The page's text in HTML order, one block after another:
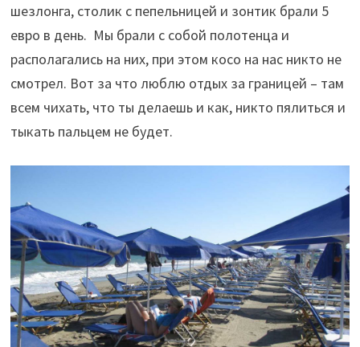
шезлонга, столик с пепельницей и зонтик брали 5
евро в день. Мы брали с собой полотенца и
располагались на них, при этом косо на нас никто не
смотрел. Вот за что люблю отдых за границей – там
всем чихать, что ты делаешь и как, никто пялиться и
тыкать пальцем не будет.